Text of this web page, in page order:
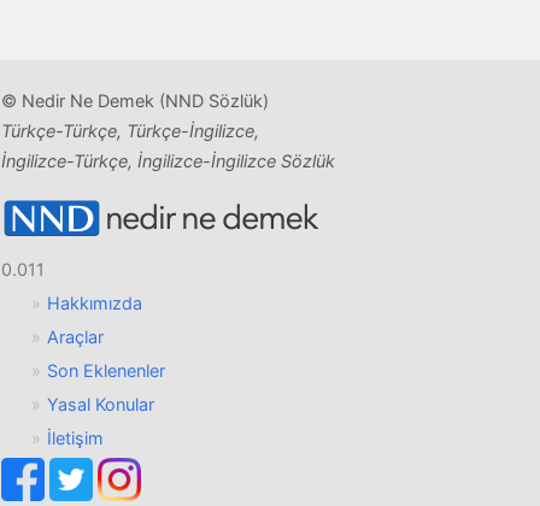
© Nedir Ne Demek (NND Sözlük)
Türkçe-Türkçe, Türkçe-İngilizce,
İngilizce-Türkçe, İngilizce-İngilizce Sözlük
0.011
Hakkımızda
Araçlar
Son Eklenenler
Yasal Konular
İletişim